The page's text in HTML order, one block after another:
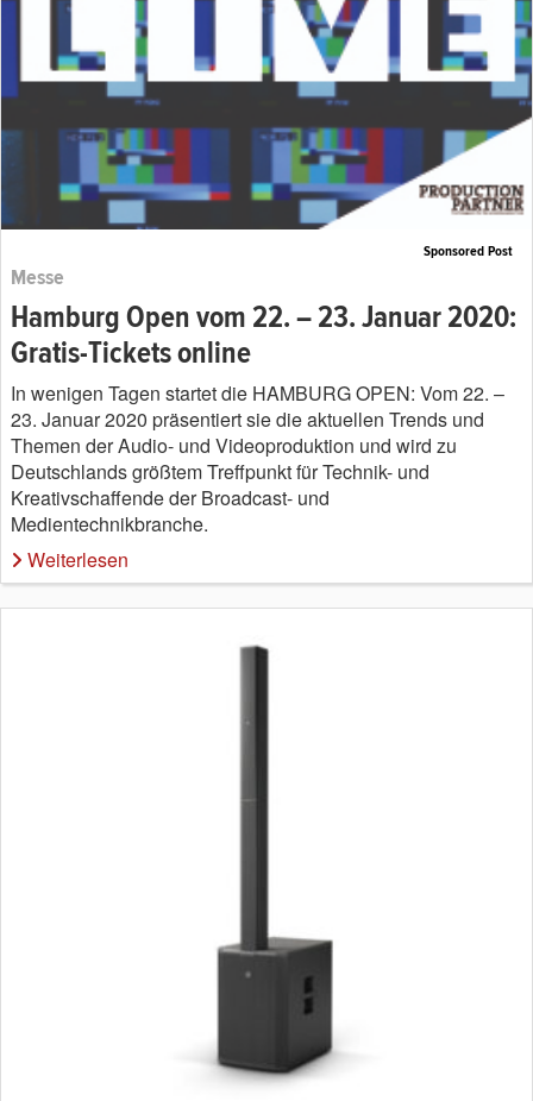
Sponsored Post
Messe
Hamburg Open vom 22. – 23. Januar 2020:
Gratis-Tickets online
In wenigen Tagen startet die HAMBURG OPEN: Vom 22. –
23. Januar 2020 präsentiert sie die aktuellen Trends und
Themen der Audio- und Videoproduktion und wird zu
Deutschlands größtem Treffpunkt für Technik- und
Kreativschaffende der Broadcast- und
Medientechnikbranche.
Weiterlesen